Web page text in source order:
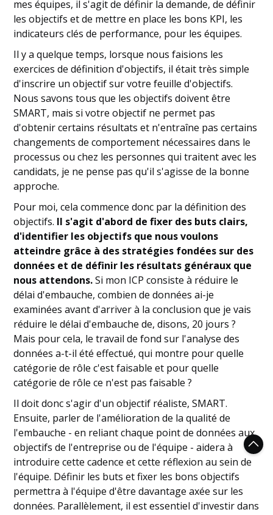
mes équipes, il s'agit de définir la demande, de définir
les objectifs et de mettre en place les bons KPI, les
indicateurs clés de performance, pour les équipes.
Il y a quelque temps, lorsque nous faisions les
exercices de définition d'objectifs, il était très simple
d'inscrire un objectif sur votre feuille d'objectifs.
Nous savons tous que les objectifs doivent être
SMART, mais si votre objectif ne permet pas
d'obtenir certains résultats et n'entraîne pas certains
changements de comportement nécessaires dans le
processus ou chez les personnes qui traitent avec les
candidats, je ne pense pas qu'il s'agisse de la bonne
approche.
Pour moi, cela commence donc par la définition des
objectifs. Il s'agit d'abord de fixer des buts clairs,
d'identifier les objectifs que nous voulons
atteindre grâce à des stratégies fondées sur des
données et de définir les résultats généraux que
nous attendons.Si mon ICP consiste à réduire le
délai d'embauche, combien de données ai-je
examinées avant d'arriver à la conclusion que je vais
réduire le délai d'embauche de, disons, 20 jours ?
Mais pour cela, le travail de fond sur l'analyse des
données a-t-il été effectué, qui montre pour quelle
catégorie de rôle c'est faisable et pour quelle
catégorie de rôle ce n'est pas faisable ?
Il doit donc s'agir d'un objectif réaliste, SMART.
Ensuite, parler de l'amélioration de la qualité de
l'embauche - en reliant chaque point de données aux
objectifs de l'entreprise ou de l'équipe - aidera à
introduire cette cadence et cette réflexion au sein de
l'équipe. Définir les buts et fixer les bons objectifs
permettra à l'équipe d'être davantage axée sur les
données. Parallèlement, il est essentiel d'investir dans